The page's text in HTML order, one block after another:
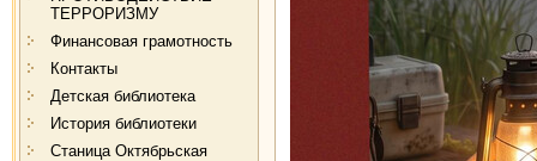
ТЕРРОРИЗМУ
Финансовая грамотность
Контакты
Детская библиотека
История библиотеки
Станица Октябрьская